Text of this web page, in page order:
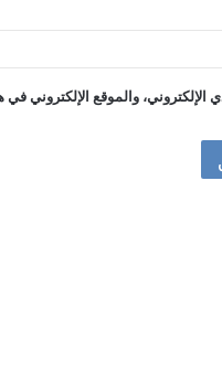
والموقع الإلكتروني